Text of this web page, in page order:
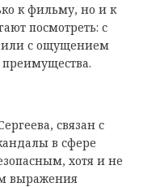
к фильму, но и к
посмотреть: с
или с ощущением
связан с
в сфере
хотя и не
выражения